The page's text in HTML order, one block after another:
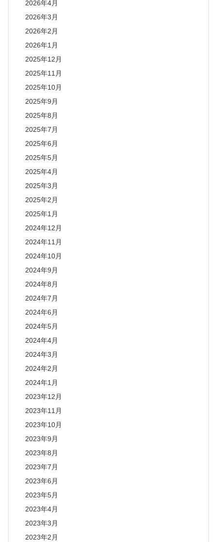
2026年4月
2026年3月
2026年2月
2026年1月
2025年12月
2025年11月
2025年10月
2025年9月
2025年8月
2025年7月
2025年6月
2025年5月
2025年4月
2025年3月
2025年2月
2025年1月
2024年12月
2024年11月
2024年10月
2024年9月
2024年8月
2024年7月
2024年6月
2024年5月
2024年4月
2024年3月
2024年2月
2024年1月
2023年12月
2023年11月
2023年10月
2023年9月
2023年8月
2023年7月
2023年6月
2023年5月
2023年4月
2023年3月
2023年2月